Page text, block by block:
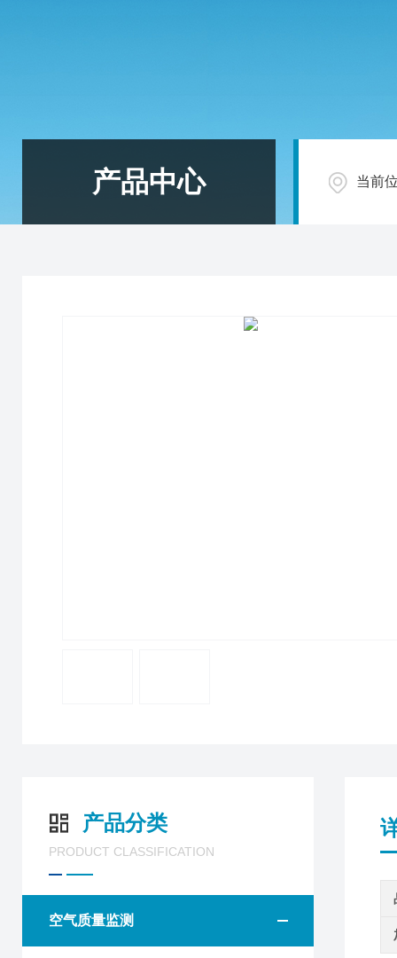
产品中心 当前
产品分类
PRODUCT CLASSIFICATION
空气质量监测